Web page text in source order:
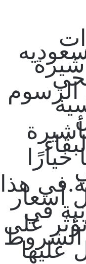
في هذا
أسعار
في
على
الشروط
عليها